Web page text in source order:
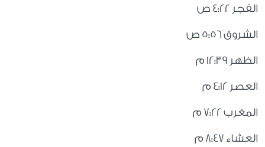
الفجر 4:22 ص
الشروق 5:56 ص
الظهر 12:39 م
العصر 4:12 م
المغرب 7:22 م
العشاء 8:47 م